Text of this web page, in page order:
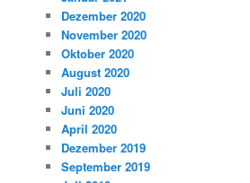
Dezember 2020
November 2020
Oktober 2020
August 2020
Juli 2020
Juni 2020
April 2020
Dezember 2019
September 2019